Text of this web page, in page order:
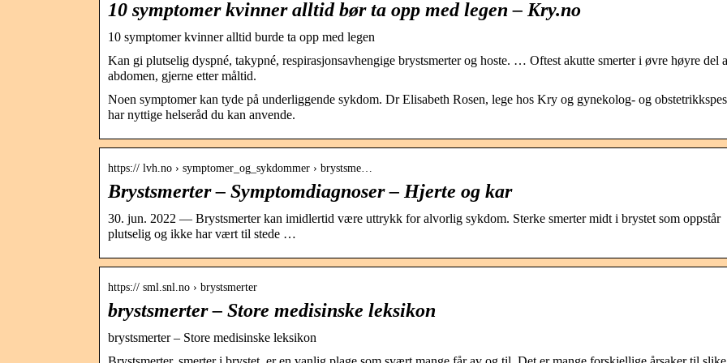
10 symptomer kvinner alltid bør ta opp med legen – Kry.no
10 symptomer kvinner alltid burde ta opp med legen
Kan gi plutselig dyspné, takypné, respirasjonsavhengige brystsmerter og hoste. … Oftest akutte smerter i øvre høyre del
abdomen, gjerne etter måltid.
Noen symptomer kan tyde på underliggende sykdom. Dr Elisabeth Rosen, lege hos Kry og gynekolog- og
har nyttige helseråd du kan anvende.
https:// lvh.no › symptomer_og_sykdommer › brystsme…
Brystsmerter – Symptomdiagnoser – Hjerte og kar
30. jun. 2022 — Brystsmerter kan imidlertid være uttrykk for alvorlig sykdom. Sterke smerter midt i brystet som oppstår
plutselig og ikke har vært til stede …
https:// sml.snl.no › brystsmerter
brystsmerter – Store medisinske leksikon
brystsmerter – Store medisinske leksikon